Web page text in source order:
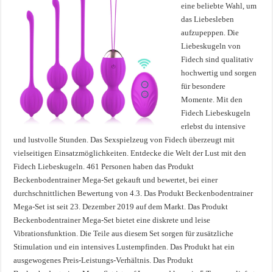
eine beliebte Wahl, um
das Liebesleben
aufzupeppen. Die
Liebeskugeln von
Fidech sind qualitativ
hochwertig und sorgen
für besondere
Momente. Mit den
Fidech Liebeskugeln
erlebst du intensive
und lustvolle Stunden. Das Sexspielzeug von Fidech überzeugt mit
vielseitigen Einsatzmöglichkeiten. Entdecke die Welt der Lust mit den
Fidech Liebeskugeln. 461 Personen haben das Produkt
Beckenbodentrainer Mega-Set gekauft und bewertet, bei einer
durchschnittlichen Bewertung von 4.3. Das Produkt Beckenbodentrainer
Mega-Set ist seit 23. Dezember 2019 auf dem Markt. Das Produkt
Beckenbodentrainer Mega-Set bietet eine diskrete und leise
Vibrationsfunktion. Die Teile aus diesem Set sorgen für zusätzliche
Stimulation und ein intensives Lustempfinden. Das Produkt hat ein
ausgewogenes Preis-Leistungs-Verhältnis. Das Produkt